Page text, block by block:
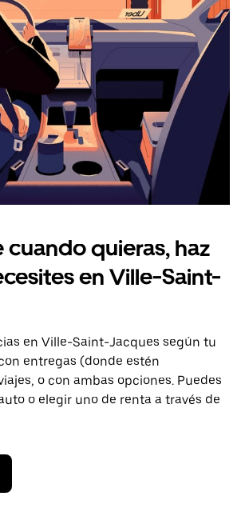
quieras, haz
en Ville-Saint-
en Ville-Saint-Jacques según tu
entregas (donde estén
o con ambas opciones. Puedes
o elegir uno de renta a través de